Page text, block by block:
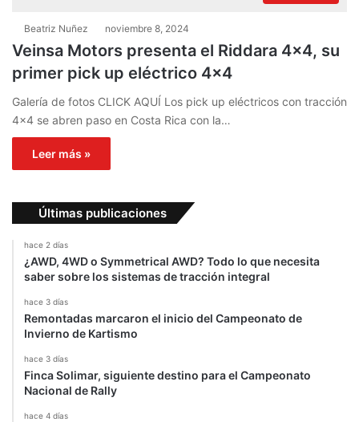
Beatriz Nuñez noviembre 8, 2024
Veinsa Motors presenta el Riddara 4×4, su
primer pick up eléctrico 4×4
Galería de fotos CLICK AQUÍ Los pick up eléctricos con tracción
4×4 se abren paso en Costa Rica con la…
Leer más »
Últimas publicaciones
hace 2 días
¿AWD, 4WD o Symmetrical AWD? Todo lo que necesita
saber sobre los sistemas de tracción integral
hace 3 días
Remontadas marcaron el inicio del Campeonato de
Invierno de Kartismo
hace 3 días
Finca Solimar, siguiente destino para el Campeonato
Nacional de Rally
hace 4 días